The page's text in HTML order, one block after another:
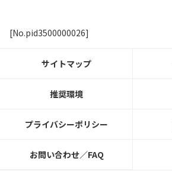
[No.pid3500000026]
サイトマップ
推奨環境
プライバシーポリシー
お問い合わせ／FAQ